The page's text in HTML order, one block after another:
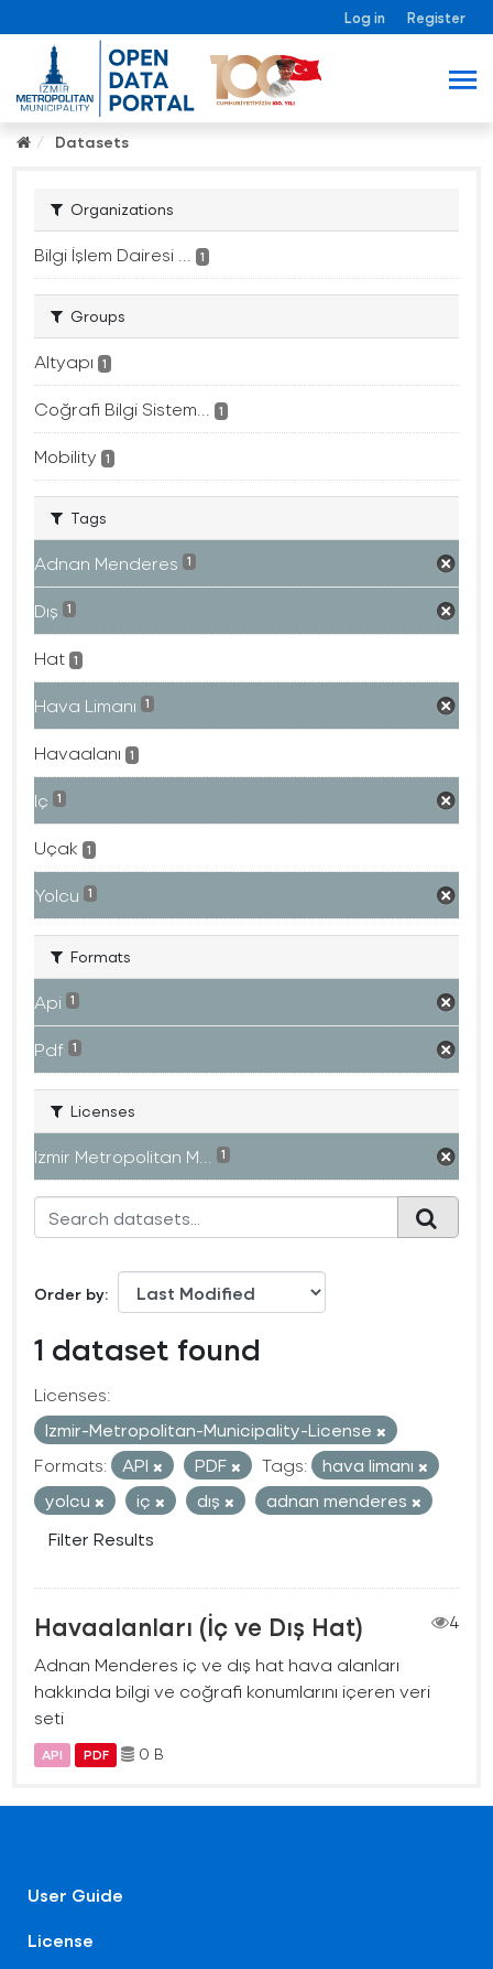
Log in Register
Datasets
Organizations
Bilgi İşlem Dairesi ... 1
Groups
Altyapı 1
Coğrafi Bilgi Sistem... 1
Mobility 1
Tags
Adnan Menderes 1
Dış 1
Hat 1
Hava Limanı 1
Havaalanı 1
Iç 1
Uçak 1
Yolcu 1
Formats
Api 1
Pdf 1
Licenses
Izmir Metropolitan M... 1
Order by
1 dataset found
Licenses:
Izmir-Metropolitan-Municipality-License
Formats:
API PDF Tags:
hava limanı
yolcu
iç dış
adnan menderes
Filter Results
Havaalanları (İç ve Dış Hat)
4
Adnan Menderes iç ve dış hat hava alanları
hakkında bilgi ve coğrafi konumlarını içeren veri
seti
API PDF 0 B
User Guide
License